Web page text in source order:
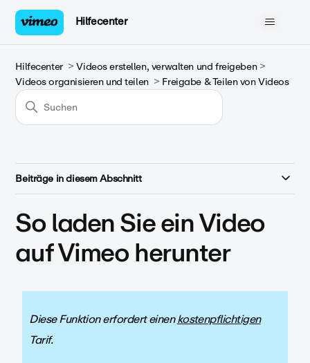
Hilfecenter
Hilfecenter
Videos erstellen, verwalten und freigeben
Videos organisieren und teilen
Freigabe & Teilen von Videos
Beiträge in diesem Abschnitt
So laden Sie ein Video
auf Vimeo herunter
Diese Funktion erfordert einenkostenpflichtigen
Tarif.